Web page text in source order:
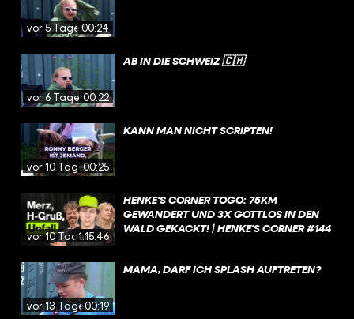
vor 5 Tagen00:24
vor 6 Tagen00:22
AB IN DIE SCHWEIZ 🇨🇭
vor 10 Tagen00:25
KANN MAN NICHT SCRIPTEN!
vor 10 Tagen1:15:46
HENKE'S CORNER TOGO: 75KM
GEWANDERT UND 3X GOTTLOS IN DEN
WALD GEKACKT! | HENKE'S CORNER #144
vor 13 Tagen00:19
MAMA, DARF ICH SPLASH AUFTRETEN?